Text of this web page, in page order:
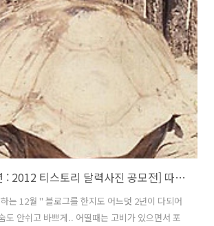
금하거든요..^^ 그럼 맛있는 점심식사들 하세요
[렌즈로 담은 일년 : 2012 티스토리 달력사진 공모전] 따뜻한 봄 햇살이 거북이 등에 가득..
는 12월 " 블로그를 한지도 어느덧 2년이 다되어
도 안쉬고 바쁘게.. 어떨때는 고비가 있으면서 포